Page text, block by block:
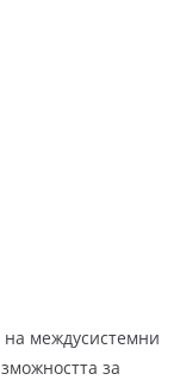
междусистемни
за